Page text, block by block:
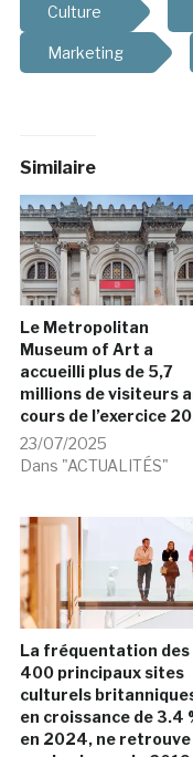
Culture
Marketing
Similaire
Le Metropolitan
Museum of Art a
accueilli plus de 5,7
millions de visiteurs
cours de l’exercice
23/07/2025
Dans "ACTUALITÉS"
La fréquentation des
400 principaux sites
culturels
en croissance de 3.4
en 2024, ne retrouve